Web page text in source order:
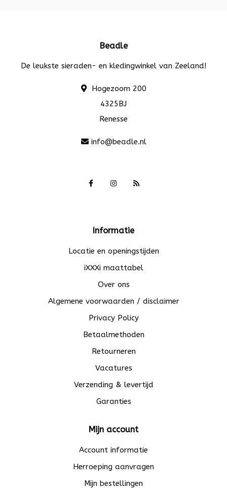
Beadle
De leukste sieraden- en kledingwinkel van Zeeland!
Hogezoom 200
4325BJ
Renesse
info@beadle.nl
Informatie
Locatie en openingstijden
iXXXi maattabel
Over ons
Algemene voorwaarden / disclaimer
Privacy Policy
Betaalmethoden
Retourneren
Vacatures
Verzending & levertijd
Garanties
Mijn account
Account informatie
Herroeping aanvragen
Mijn bestellingen